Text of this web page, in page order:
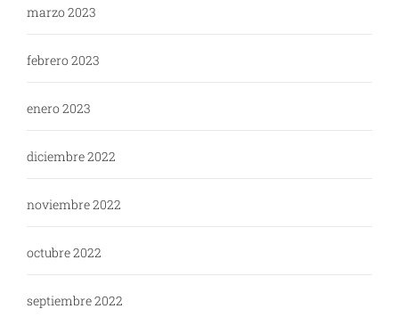
marzo 2023
febrero 2023
enero 2023
diciembre 2022
noviembre 2022
octubre 2022
septiembre 2022